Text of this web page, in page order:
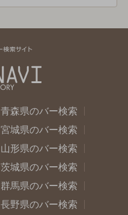
青森県のバー検索
宮城県のバー検索
山形県のバー検索
茨城県のバー検索
群馬県のバー検索
長野県のバー検索